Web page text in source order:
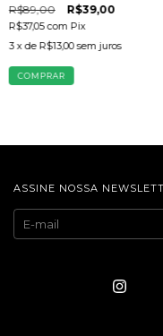
R$89,00 R$39,00
R$37,05com Pix
3 x de R$13,00 sem juros
COMPRAR
ASSINE NOSSA